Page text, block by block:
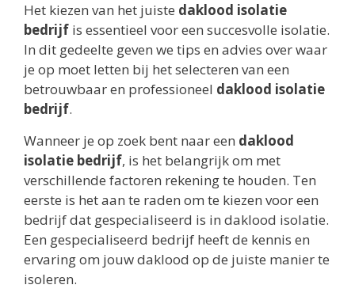
Het kiezen van het juiste daklood isolatie
bedrijf is essentieel voor een succesvolle isolatie.
In dit gedeelte geven we tips en advies over waar
je op moet letten bij het selecteren van een
betrouwbaar en professioneel daklood isolatie
bedrijf.
Wanneer je op zoek bent naar een daklood
isolatie bedrijf, is het belangrijk om met
verschillende factoren rekening te houden. Ten
eerste is het aan te raden om te kiezen voor een
bedrijf dat gespecialiseerd is in daklood isolatie.
Een gespecialiseerd bedrijf heeft de kennis en
ervaring om jouw daklood op de juiste manier te
isoleren.